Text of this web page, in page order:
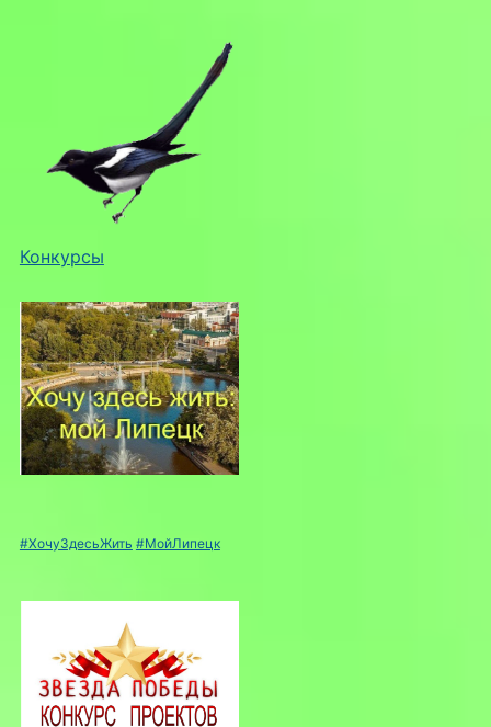
Конкурсы
#ХочуЗдесьЖить #МойЛипецк